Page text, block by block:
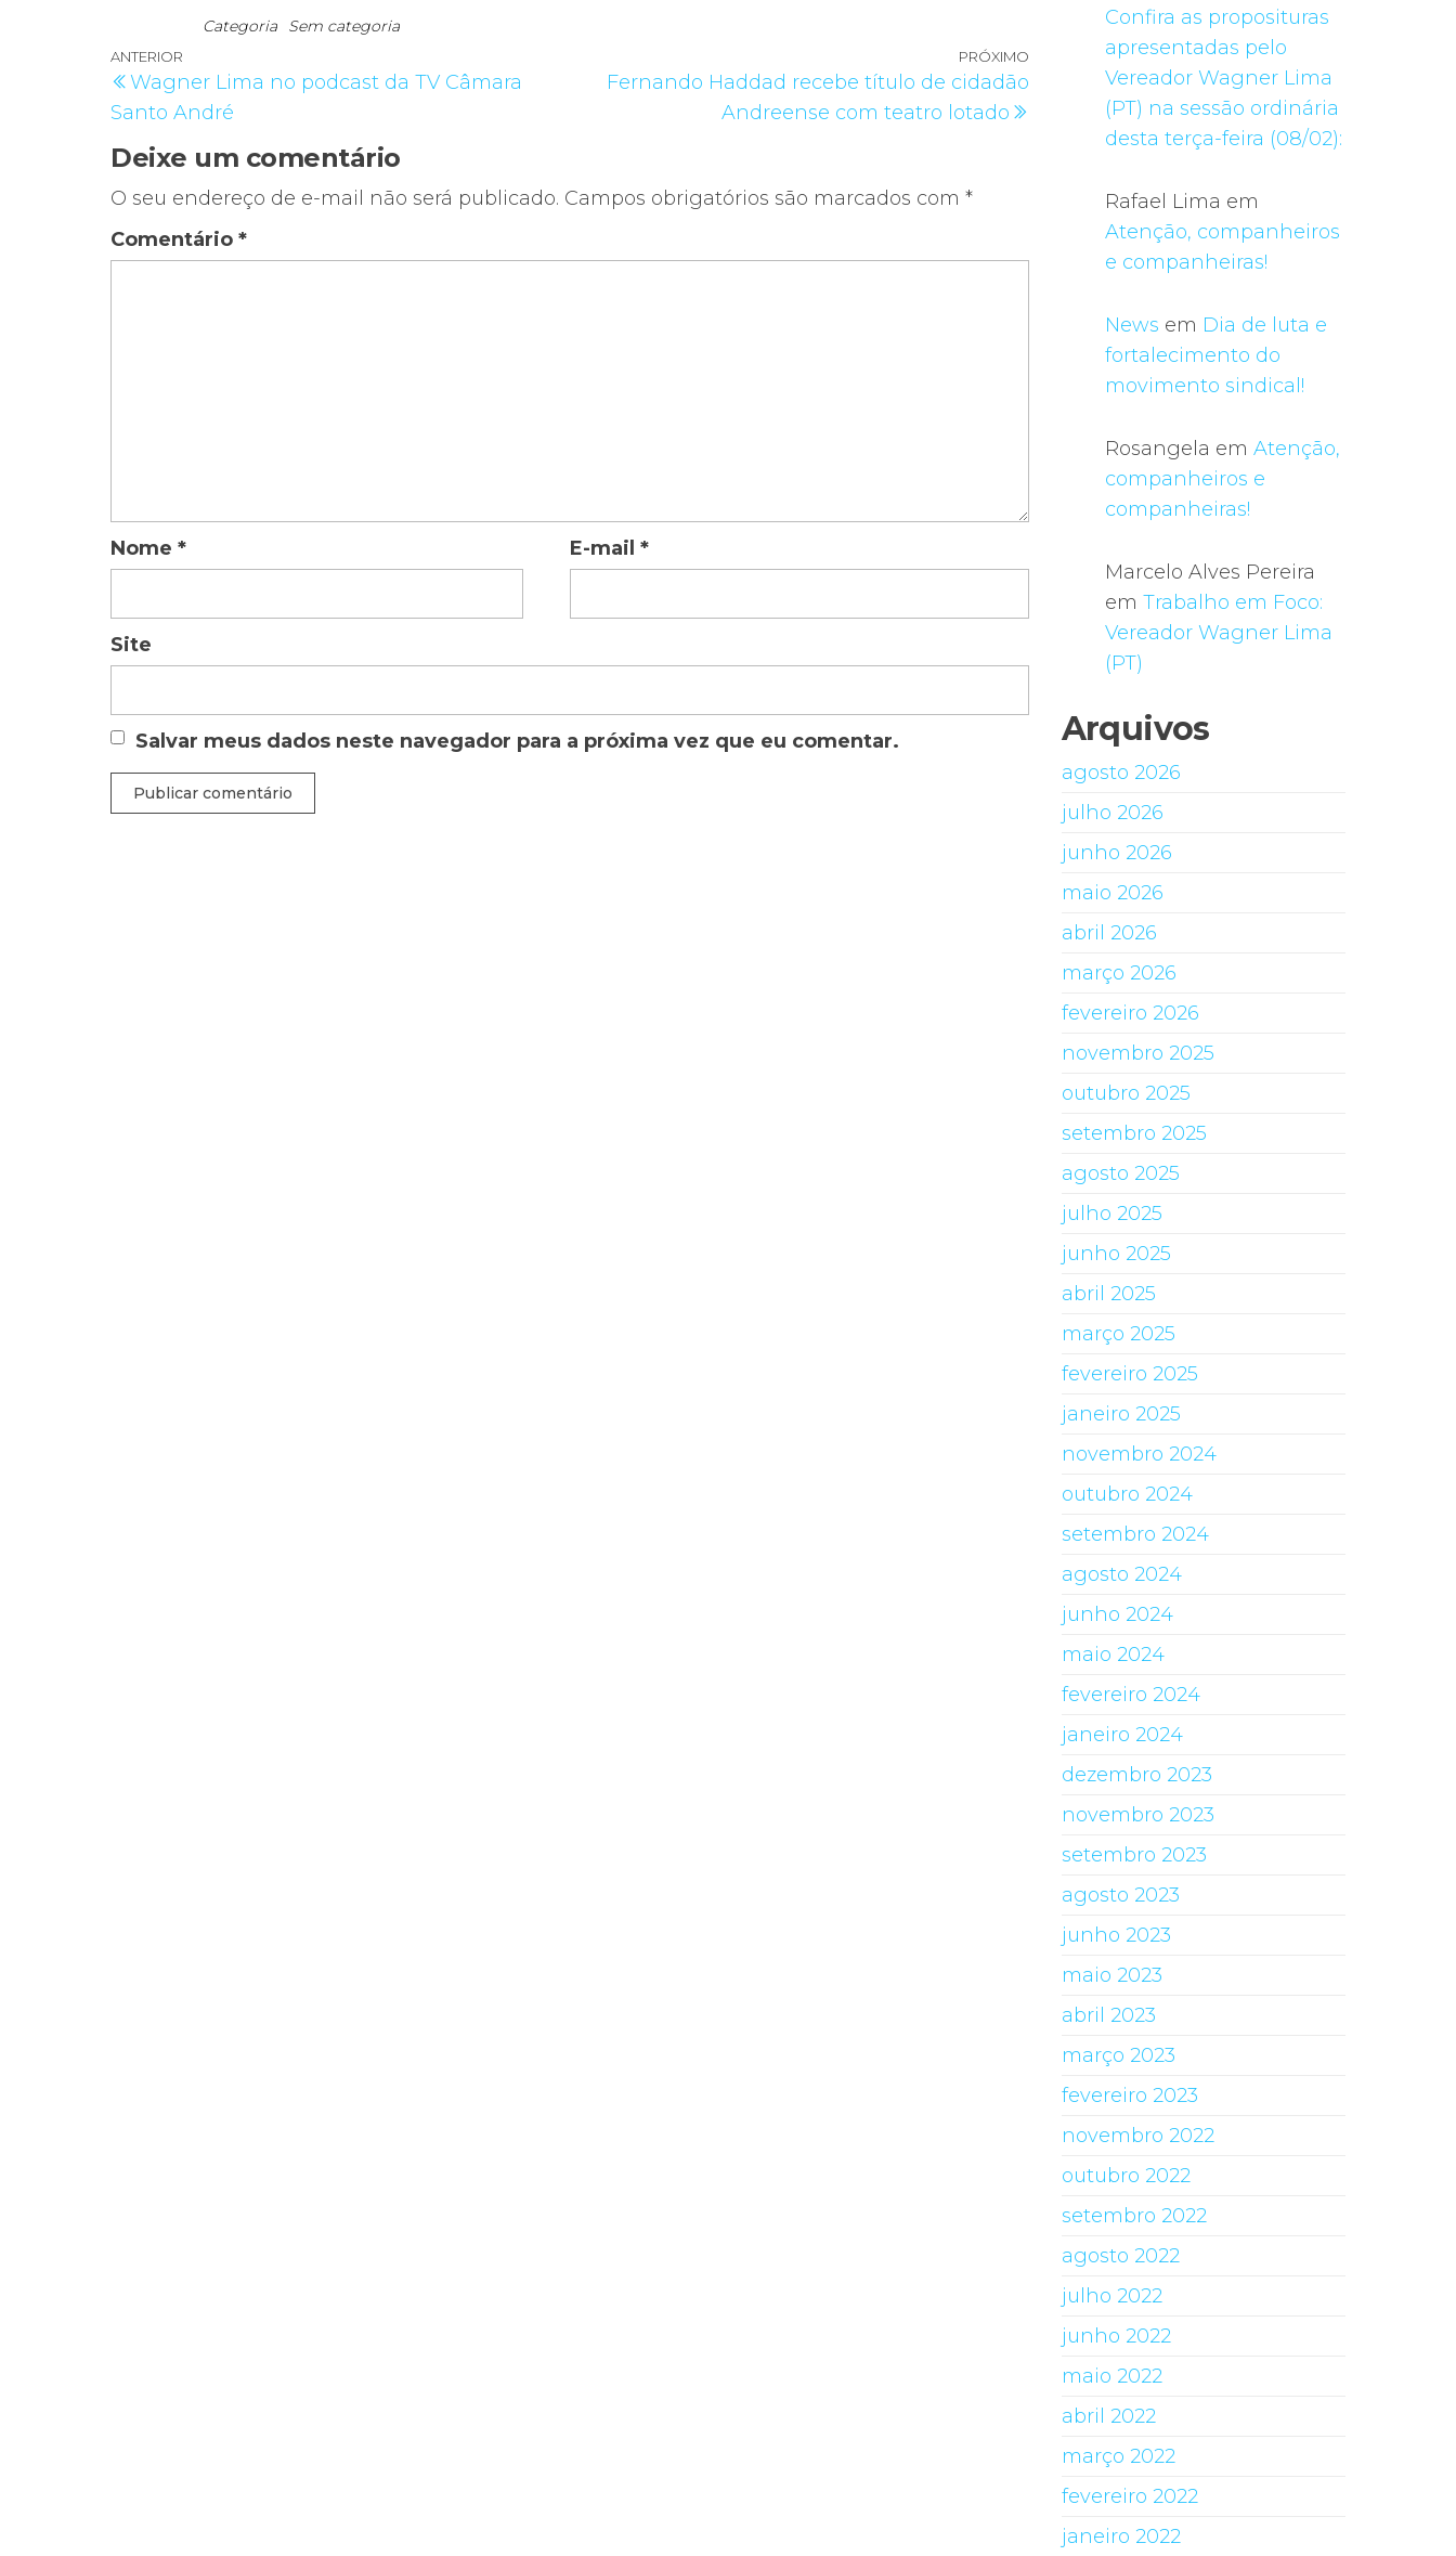
Categoria Sem categoria
Navegação
de
Post
anterior
ANTERIOR
Wagner Lima no podcast da TV Câmara
Santo André
Próximo
post
PRÓXIMO
Fernando Haddad recebe título de cidadão
Andreense com teatro lotado
Deixe um comentário
O seu endereço de e-mail não será publicado. Campos obrigatórios são marcados com *
Comentário *
Nome * E-mail *
Site
Salvar meus dados neste navegador para a próxima vez que eu comentar.
Confira as proposituras
apresentadas pelo
Vereador Wagner Lima
(PT) na sessão ordinária
desta terça-feira (08/02):
Rafael Lima em
Atenção, companheiros
e companheiras!
News em Dia de luta e
fortalecimento do
movimento sindical!
Rosangela em Atenção,
companheiros e
companheiras!
Marcelo Alves Pereira
em Trabalho em Foco:
Vereador Wagner Lima
(PT)
Arquivos
agosto 2026
julho 2026
junho 2026
maio 2026
abril 2026
março 2026
fevereiro 2026
novembro 2025
outubro 2025
setembro 2025
agosto 2025
julho 2025
junho 2025
abril 2025
março 2025
fevereiro 2025
janeiro 2025
novembro 2024
outubro 2024
setembro 2024
agosto 2024
junho 2024
maio 2024
fevereiro 2024
janeiro 2024
dezembro 2023
novembro 2023
setembro 2023
agosto 2023
junho 2023
maio 2023
abril 2023
março 2023
fevereiro 2023
novembro 2022
outubro 2022
setembro 2022
agosto 2022
julho 2022
junho 2022
maio 2022
abril 2022
março 2022
fevereiro 2022
janeiro 2022